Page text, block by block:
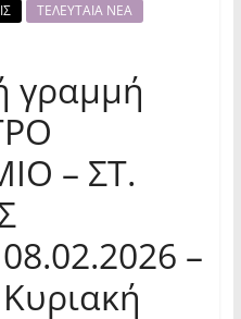
ΤΕΛΕΥΤΑΙΑ ΝΕΑ
γραμμή
– ΣΤ.
–